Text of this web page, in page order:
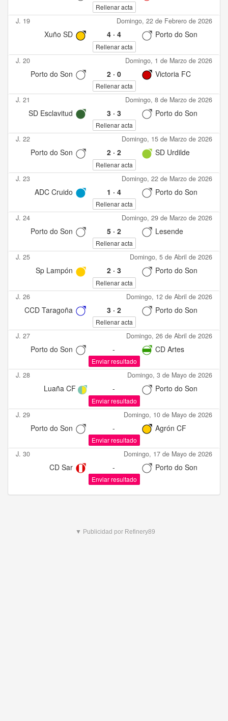
Rellenar acta
J. 19 Domingo, 22 de Febrero de 2026
Xuño SD 4· 4 Porto do Son
Rellenar acta
J. 20 Domingo, 1 de Marzo de 2026
Porto do Son 2· 0 Victoria FC
Rellenar acta
J. 21 Domingo, 8 de Marzo de 2026
SD Esclavitud 3· 3 Porto do Son
Rellenar acta
J. 22 Domingo, 15 de Marzo de 2026
Porto do Son 2· 2 SD Urdilde
Rellenar acta
J. 23 Domingo, 22 de Marzo de 2026
ADC Cruido 1 · 4 Porto do Son
Rellenar acta
J. 24 Domingo, 29 de Marzo de 2026
Porto do Son 5· 2 Lesende
Rellenar acta
J. 25 Domingo, 5 de Abril de 2026
Sp Lampón 2· 3 Porto do Son
Rellenar acta
J. 26 Domingo, 12 de Abril de 2026
CCD Taragoña 3· 2 Porto do Son
Rellenar acta
J. 27 Domingo, 26 de Abril de 2026
Porto do Son - CD Artes
Enviar resultado
J. 28 Domingo, 3 de Mayo de 2026
Luaña CF - Porto do Son
Enviar resultado
J. 29 Domingo, 10 de Mayo de 2026
Porto do Son - Agrón CF
Enviar resultado
J. 30 Domingo, 17 de Mayo de 2026
CD Sar - Porto do Son
Enviar resultado
▼ Publicidad por Refinery89